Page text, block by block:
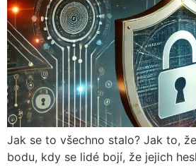
Jak se to všechno stalo? Jak to,
bodu, kdy se lidé bojí, že jejich